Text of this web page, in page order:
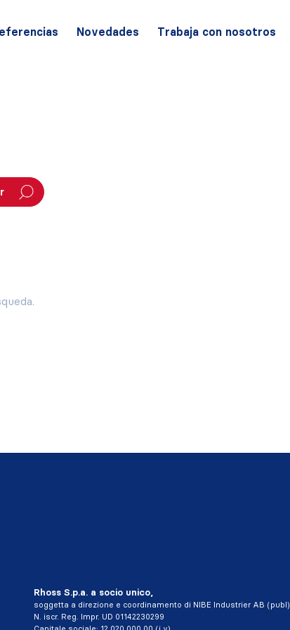
Novedades Trabaja con nosotros
Rhoss S.p.a. a socio unico,
soggetta a direzione e coordinamento di NIBE Industrier AB (publ)
N. iscr. Reg. Impr. UD 01142230299